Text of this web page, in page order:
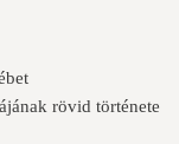
rövid története